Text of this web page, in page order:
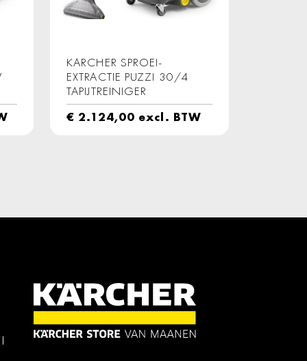
KARCHER SPROEI-
EXTRACTIE PUZZI 30/4
TAPIJTREINIGER
€ 2.124,00 excl. BTW